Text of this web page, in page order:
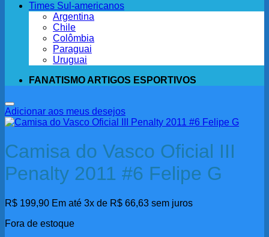
Times Sul-americanos
Argentina
Chile
Colômbia
Paraguai
Uruguai
FANATISMO ARTIGOS ESPORTIVOS
Adicionar aos meus desejos
Camisa do Vasco Oficial III
Penalty 2011 #6 Felipe G
R$ 199,90 Em até 3x de R$ 66,63 sem juros
Fora de estoque